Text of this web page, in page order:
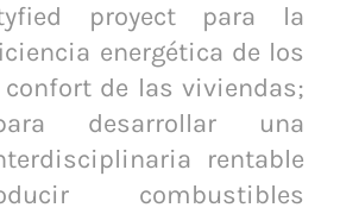
proyect para la
energética de los
de las viviendas;
desarrollar una
rentable
combustibles